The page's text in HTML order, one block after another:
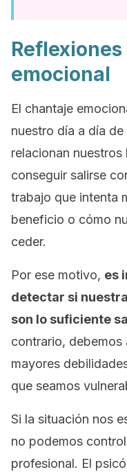
emocional
El chantaje
nuestro día a día
relacionan
conseguir salirse
trabajo que intenta
beneficio o cómo
ceder.
Por ese motivo, es
detectar si
son lo suficiente
contrario, debemos
mayores
que seamos
Si la situación nos
no podemos
profesional. El